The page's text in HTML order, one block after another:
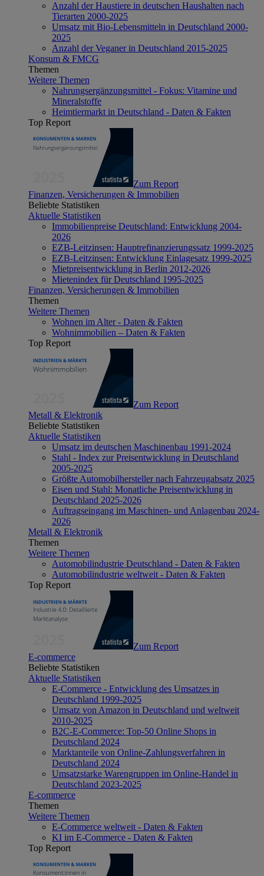
Anzahl der Haustiere in deutschen Haushalten nach
Tierarten 2000-2025
Umsatz mit Bio-Lebensmitteln in Deutschland 2000-
2025
Anzahl der Veganer in Deutschland 2015-2025
Konsum & FMCG
Themen
Weitere Themen
Nahrungsergänzungsmittel - Fokus: Vitamine und
Mineralstoffe
Heimtiermarkt in Deutschland - Daten & Fakten
Top Report
Zum Report
Finanzen, Versicherungen & Immobilien
Beliebte Statistiken
Aktuelle Statistiken
Immobilienpreise Deutschland: Entwicklung 2004-
2026
EZB-Leitzinsen: Hauptrefinanzierungssatz 1999-2025
EZB-Leitzinsen: Entwicklung Einlagesatz 1999-2025
Mietpreisentwicklung in Berlin 2012-2026
Mietenindex für Deutschland 1995-2025
Finanzen, Versicherungen & Immobilien
Themen
Weitere Themen
Wohnen im Alter - Daten & Fakten
Wohnimmobilien – Daten & Fakten
Top Report
Zum Report
Metall & Elektronik
Beliebte Statistiken
Aktuelle Statistiken
Umsatz im deutschen Maschinenbau 1991-2024
Stahl - Index zur Preisentwicklung in Deutschland
2005-2025
Größte Automobilhersteller nach Fahrzeugabsatz 2025
Eisen und Stahl: Monatliche Preisentwicklung in
Deutschland 2025-2026
Auftragseingang im Maschinen- und Anlagenbau 2024-
2026
Metall & Elektronik
Themen
Weitere Themen
Automobilindustrie Deutschland - Daten & Fakten
Automobilindustrie weltweit - Daten & Fakten
Top Report
Zum Report
E-commerce
Beliebte Statistiken
Aktuelle Statistiken
E-Commerce - Entwicklung des Umsatzes in
Deutschland 1999-2025
Umsatz von Amazon in Deutschland und weltweit
2010-2025
B2C-E-Commerce: Top-50 Online Shops in
Deutschland 2024
Marktanteile von Online-Zahlungsverfahren in
Deutschland 2024
Umsatzstarke Warengruppen im Online-Handel in
Deutschland 2023-2025
E-commerce
Themen
Weitere Themen
E-Commerce weltweit - Daten & Fakten
KI im E-Commerce - Daten & Fakten
Top Report